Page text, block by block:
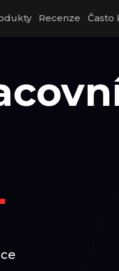
Recenze Často